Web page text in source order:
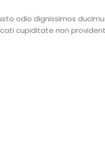
odio dignissimos
cupiditate non